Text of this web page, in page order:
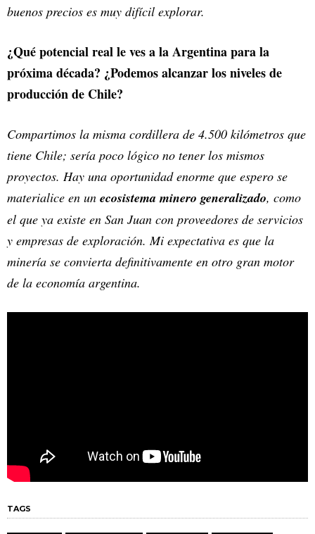
buenos precios es muy difícil explorar.
¿Qué potencial real le ves a la Argentina para la
próxima década? ¿Podemos alcanzar los niveles de
producción de Chile?
Compartimos la misma cordillera de 4.500 kilómetros que
tiene Chile; sería poco lógico no tener los mismos
proyectos. Hay una oportunidad enorme que espero se
materialice en un ecosistema minero generalizado, como
el que ya existe en San Juan con proveedores de servicios
y empresas de exploración. Mi expectativa es que la
minería se convierta definitivamente en otro gran motor
de la economía argentina.
TAGS